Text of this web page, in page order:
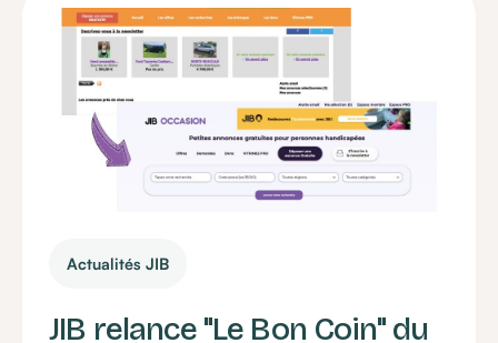
Actualités JIB
JIB relance "Le Bon Coin" du